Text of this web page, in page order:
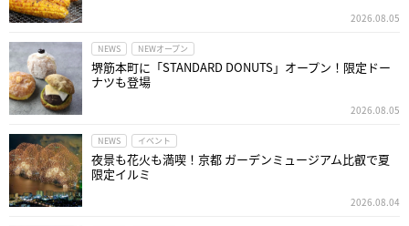
2026.08.05
NEWS NEWオープン
堺筋本町に「STANDARD DONUTS」オープン！限定ドー
ナツも登場
2026.08.05
NEWS イベント
夜景も花火も満喫！京都 ガーデンミュージアム比叡で夏
限定イルミ
2026.08.04